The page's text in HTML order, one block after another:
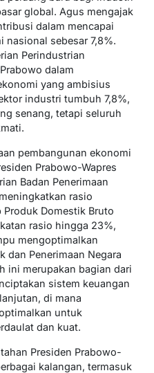
global. Agus mengajak
dalam mencapai
nasional sebesar 7,8%.
Perindustrian
dalam
yang ambisius
industri tumbuh 7,8%,
senang, tetapi seluruh
pembangunan ekonomi
Prabowo-Wapres
Badan Penerimaan
rasio
Produk Domestik Bruto
rasio hingga 23%,
mengoptimalkan
dan Penerimaan Negara
ini merupakan bagian dari
sistem keuangan
di mana
untuk
dan kuat.
Presiden Prabowo-
kalangan, termasuk